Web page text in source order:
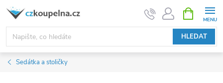
Přejít
obsah
HLEDAT
NÁKUPNÍ
KOŠÍK
Sedátka a stoličky